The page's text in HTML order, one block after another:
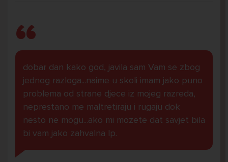
dobar dan kako god, javila sam Vam se zbog
jednog razloga...naime u skoli imam jako puno
problema od strane djece iz mojeg razreda,
neprestano me maltretiraju i rugaju dok
nesto ne mogu...ako mi mozete dat savjet bila
bi vam jako zahvalna lp.